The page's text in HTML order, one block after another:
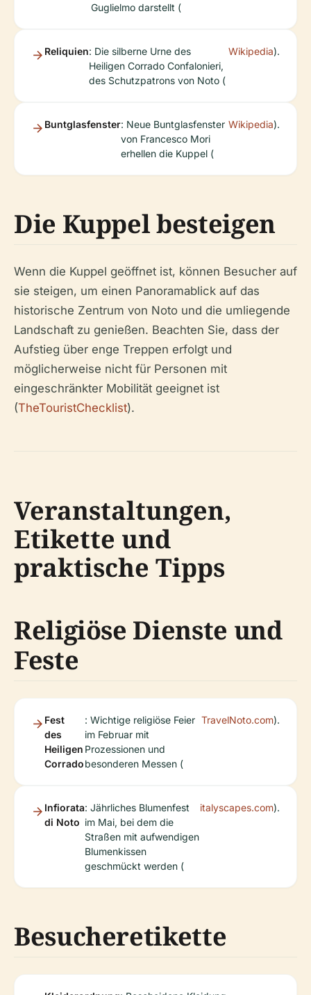
Guglielmo darstellt (
Reliquien: Die silberne Urne des
Heiligen Corrado Confalonieri,
des Schutzpatrons von Noto (
Wikipedia).
Buntglasfenster: Neue Buntglasfenster
von Francesco Mori
erhellen die Kuppel (
Wikipedia).
Die Kuppel besteigen
Wenn die Kuppel geöffnet ist, können Besucher auf
sie steigen, um einen Panoramablick auf das
historische Zentrum von Noto und die umliegende
Landschaft zu genießen. Beachten Sie, dass der
Aufstieg über enge Treppen erfolgt und
möglicherweise nicht für Personen mit
eingeschränkter Mobilität geeignet ist
(TheTouristChecklist).
Veranstaltungen,
Etikette und
praktische Tipps
Religiöse Dienste und
Feste
Fest
des
Heiligen
Corrado
: Wichtige religiöse Feier
im Februar mit
Prozessionen und
besonderen Messen (
TravelNoto.com).
Infiorata
di Noto
: Jährliches Blumenfest
im Mai, bei dem die
Straßen mit aufwendigen
Blumenkissen
geschmückt werden (
italyscapes.com).
Besucheretikette